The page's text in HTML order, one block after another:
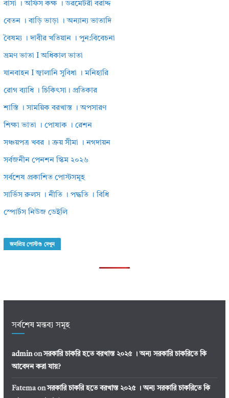
বাসা । অফিস কক্ষ । ডরমেটরী বরাদ্দ
বেতন । বাড়ি ভাড়া । অন্যান্য ভাতাদি
বৈষম্য । দাবীর খতিয়ান । পুন:বিবেচনা
ভ্রমণ ভাতা I অধিকাল ভাতা
যানবাহন I জ্বালানি সুবিধা । মনিহারি
রোগ ব্যাধি । চিকিৎসা। প্রতিকার
শাস্তি । সাময়িক বরখাস্ত । অপসারণ
শিক্ষা ভাতা । পোষাক । রেশন
সঞ্চয়পত্র খবর । ক্রয় সীমা । নগদায়ন
সর্বজনীন পেনশন স্কিম ২০২৬
সর্বশেষ প্রকাশিত পোস্টসমূহ
সার্ভিস রুলস । নীতি । পদ্ধতি । বিধি
স্পোর্টস নিউজ ডেইলি
জনপ্রিয় পোস্টগু দেখুন
সর্বশেষ মন্তব্য সমূহ
adminonসরকারি চাকরি হতে বরখাস্ত ২০২৫ । অন্য সরকারি চাকরিতে কি
আবেদন করা যায়?
Fatemaonসরকারি চাকরি হতে বরখাস্ত ২০২৫ । অন্য সরকারি চাকরিতে কি